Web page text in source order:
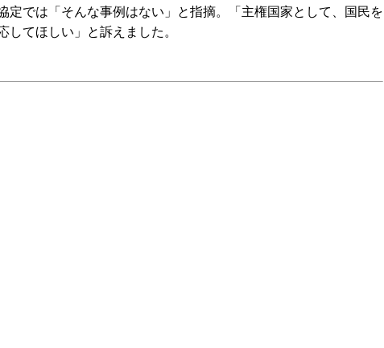
定では「そんな事例はない」と指摘。「主権国家として、国民を
てほしい」と訴えました。